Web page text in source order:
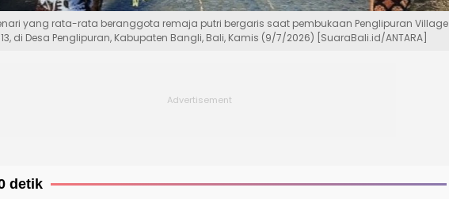
yang rata-rata beranggota remaja putri bergaris saat pembukaan Penglipuran Village
di Desa Penglipuran, Kabupaten Bangli, Bali, Kamis (9/7/2026) [SuaraBali.id/ANTARA]
detik